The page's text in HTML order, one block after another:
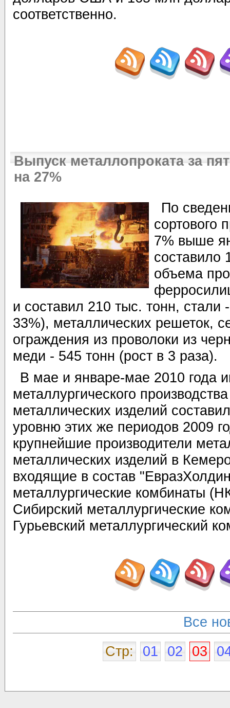
соответственно.
Выпуск металлопроката за
на 27%
По
сортового
7% выше
составило
объема
и составил 210 тыс. тонн, стали
33%), металлических решеток,
ограждения из проволоки из
меди - 545 тонн (рост в 3 раза).
В мае и январе-мае 2010 года
металлургического
металлических изделий
уровню этих же периодов 2009
крупнейшие производители
металлических изделий в
входящие в состав
металлургические комбинаты
Сибирский металлургические
Гурьевский металлургический
Все
Стр:
01 02 03